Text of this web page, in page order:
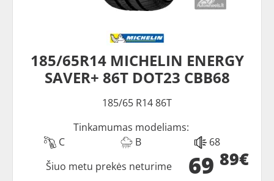
185/65R14 MICHELIN ENERGY
SAVER+ 86T DOT23 CBB68
185/65 R14 86T
Tinkamumas modeliams:
C
B 68
69 89€
Šiuo metu prekės neturime